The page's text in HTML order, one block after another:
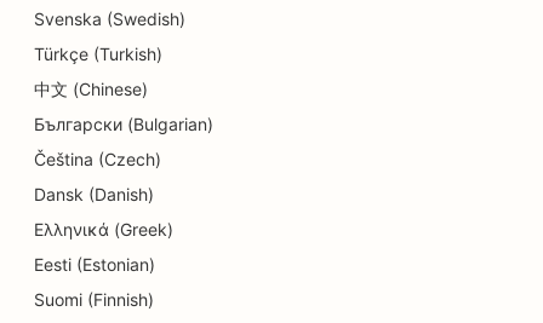
SEO pre obchody s koláčikmi
SEO pre služby vzdelávania a starostlivosti o deti
SEO pre čistiarne
SEO pre predajne elektroniky
SEO pre strojárske firmy
SEO pre endodontistov
Svenska (Swedish)
Türkçe (Turkish)
中文 (Chinese)
Български (Bulgarian)
Čeština (Czech)
Dansk (Danish)
Ελληνικά (Greek)
Eesti (Estonian)
Suomi (Finnish)